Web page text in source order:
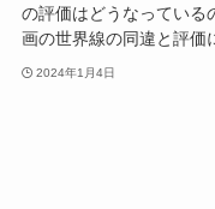
の評価はどうなっている
画の世界線の同違と評価
2024年1月4日